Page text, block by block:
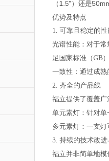
（1.5"）还是
优势及特点
1. 可靠且稳定的性
光谱性能：对于
足国家标准（GB
一致性：通过成
2. 齐全的产品线
福立提供了覆盖
单元素灯：针对
多元素灯：一支
3. 持续的技术改
福立并非简单地